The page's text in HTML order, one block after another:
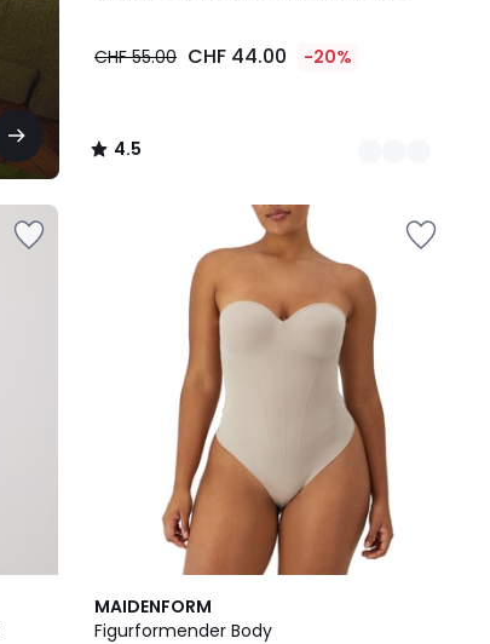
CHF 55.00 CHF 44.00 -20%
4.5
/
MAIDENFORM
Figurformender Body
4.5
/ 5